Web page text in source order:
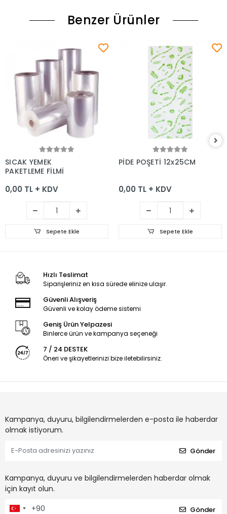
Benzer Ürünler
SICAK YEMEK
PAKETLEME FİLMİ
0,00 TL + KDV
Sepete Ekle
Sepete Ekle
PİDE POŞETİ 12x25CM
0,00 TL + KDV
Sepete Ekle
Hızlı Teslimat
Siparişleriniz en kısa sürede elinize ulaşır.
Güvenli Alışveriş
Güvenli ve kolay ödeme sistemi
Geniş Ürün Yelpazesi
Binlerce ürün ve kampanya seçeneği
7 / 24 DESTEK
Öneri ve şikayetlerinizi bize iletebilirsiniz.
Kampanya, duyuru, bilgilendirmelerden e-posta ile haberdar
olmak istiyorum.
Gönder
Kampanya, duyuru ve bilgilendirmelerden haberdar olmak
için kayıt olun.
Gönder